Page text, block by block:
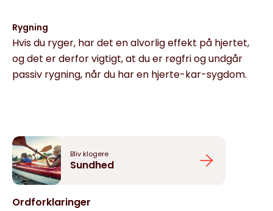
Rygning
Hvis du ryger, har det en alvorlig effekt på hjertet,
og det er derfor vigtigt, at du er røgfri og undgår
passiv rygning, når du har en hjerte-kar-sygdom.
Bliv klogere
Sundhed
Ordforklaringer